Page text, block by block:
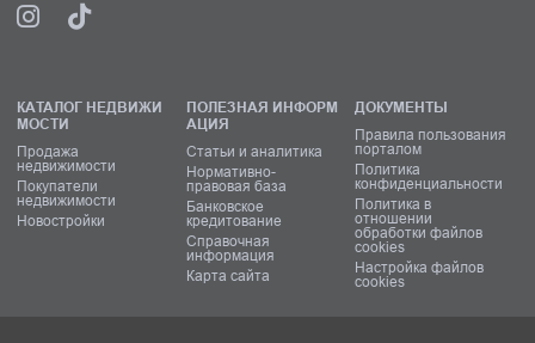
КАТАЛОГ НЕДВИЖИ
МОСТИ
Продажа
недвижимости
Покупатели
недвижимости
Новостройки
ПОЛЕЗНАЯ ИНФОРМ
АЦИЯ
Статьи и аналитика
Нормативно-
правовая база
Банковское
кредитование
Справочная
информация
Карта сайта
ДОКУМЕНТЫ
Правила пользования
порталом
Политика
конфиденциальности
Политика в
отношении
обработки файлов
cookies
Настройка файлов
cookies